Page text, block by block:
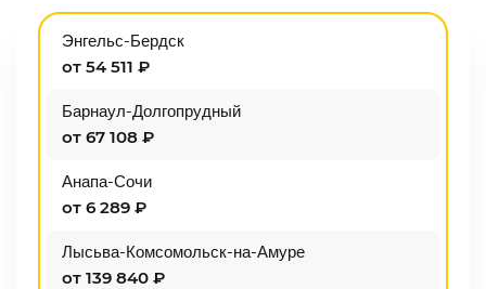
Энгельс-Бердск
от 54 511 ₽
Барнаул-Долгопрудный
от 67 108 ₽
Анапа-Сочи
от 6 289 ₽
Лысьва-Комсомольск-на-Амуре
от 139 840 ₽